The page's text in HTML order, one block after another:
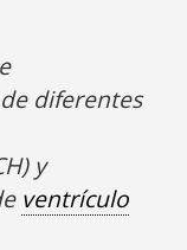
diferentes
y
ventrículo